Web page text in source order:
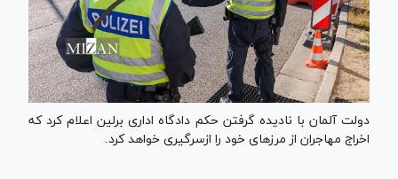
دولت آلمان با نادیده گرفتن حکم دادگاه اداری برلین اعلام کرد که
اخراج مهاجران از مرز‌های خود را ازسرگیری خواهد کرد.